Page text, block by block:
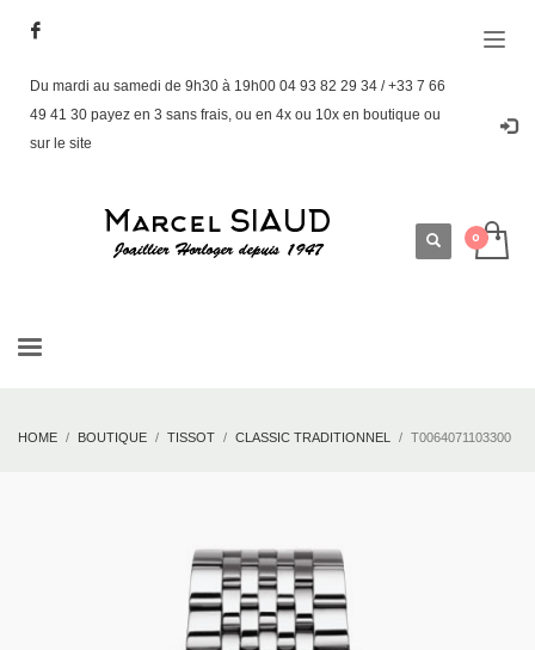
Du mardi au samedi de 9h30 à 19h00 04 93 82 29 34 / +33 7 66
49 41 30 payez en 3 sans frais, ou en 4x ou 10x en boutique ou
sur le site
HOME BOUTIQUE TISSOT CLASSIC TRADITIONNEL T0064071103300